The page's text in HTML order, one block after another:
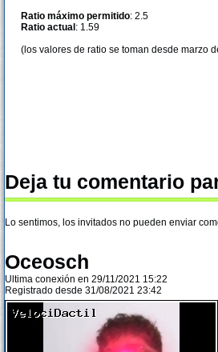
Ratio máximo permitido: 2.5
Ratio actual : 1.59
(los valores de ratio se toman desde marzo
Deja tu comentario
Lo sentimos, los invitados no pueden enviar
Oceosch
Ultima conexión en 29/11/2021 15:22
Registrado desde 31/08/2021 23:42